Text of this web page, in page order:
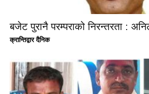
बजेट पुरानै परम्पराको निरन्तरता :
क्रान्तिद्वार दैनिक